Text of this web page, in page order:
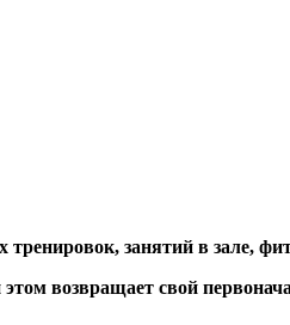
занятий в зале,
возвращает свой